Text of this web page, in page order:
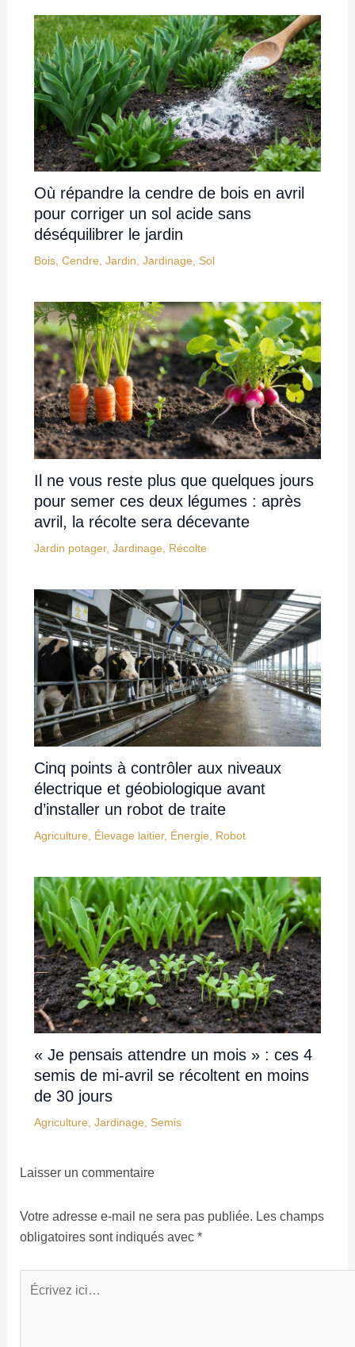
Où répandre la cendre de bois en avril
pour corriger un sol acide sans
déséquilibrer le jardin
Bois, Cendre, Jardin, Jardinage, Sol
Il ne vous reste plus que quelques jours
pour semer ces deux légumes : après
avril, la récolte sera décevante
Jardin potager, Jardinage Récolte
Cinq points à contrôler aux niveaux
électrique et géobiologique avant
d’installer un robot de traite
Agriculture Élevage laitier, Énergie Robot
« Je pensais attendre un mois » : ces 4
semis de mi-avril se récoltent en moins
de 30 jours
Agriculture Jardinage Semis
Laisser un commentaire
Votre adresse e-mail ne sera pas publiée. Les champs
obligatoires sont indiqués avec *